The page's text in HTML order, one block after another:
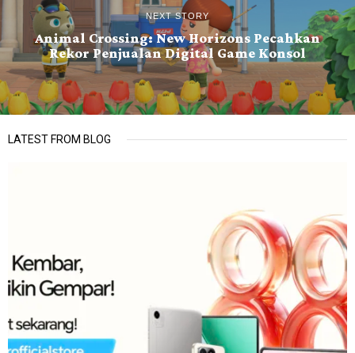
NEXT STORY
Animal Crossing: New Horizons Pecahkan
Rekor Penjualan Digital Game Konsol
LATEST FROM BLOG